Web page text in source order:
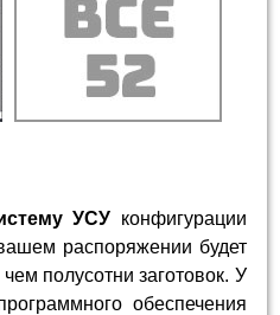
УСУ конфигурации
распоряжении будет
полусотни заготовок. У
обеспечения